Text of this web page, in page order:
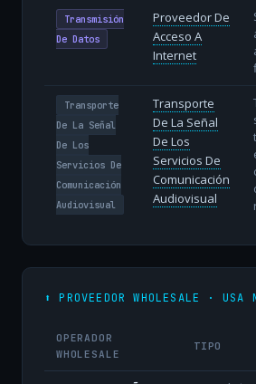
Transmisión
De Datos
Proveedor De
Acceso A
Internet
Transporte
De La Señal
De Los
Servicios De
Comunicación
Audiovisual
Transporte
De La Señal
De Los
Servicios De
Comunicación
Audiovisual
⬆️ PROVEEDOR WHOLESALE · USA
OPERADOR
WHOLESALE
TIPO